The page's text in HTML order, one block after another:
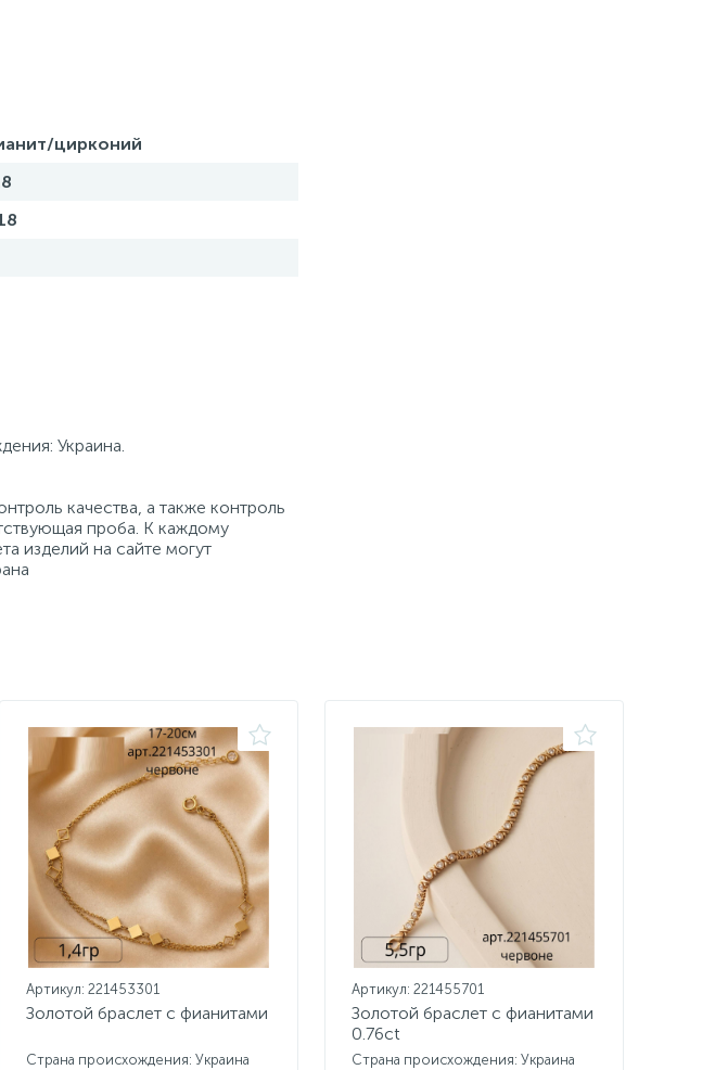
цирконий
Украина.
качества, а также контроль
проба. К каждому
изделий на сайте могут
Артикул: 221453301
Золотой браслет с фианитами
Страна происхождения: Украина
Артикул: 221455701
Золотой браслет с фианитами
0.76ct
Страна происхождения: Украина